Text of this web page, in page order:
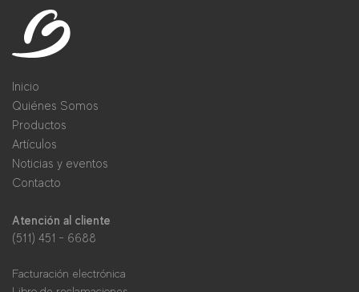
Inicio
Quiénes Somos
Productos
Artículos
Noticias y eventos
Contacto
Atención al cliente
(511) 451 - 6688
Facturación electrónica